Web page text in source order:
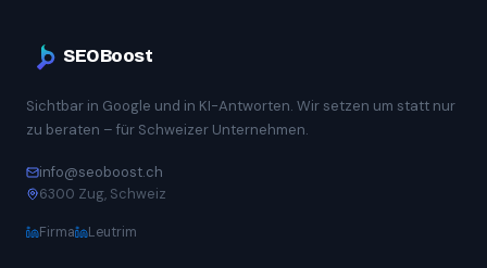
SEOBoost
Sichtbar in Google und in KI-Antworten. Wir setzen um statt nur
zu beraten – für Schweizer Unternehmen.
info@seoboost.ch
6300 Zug, Schweiz
Firma Leutrim